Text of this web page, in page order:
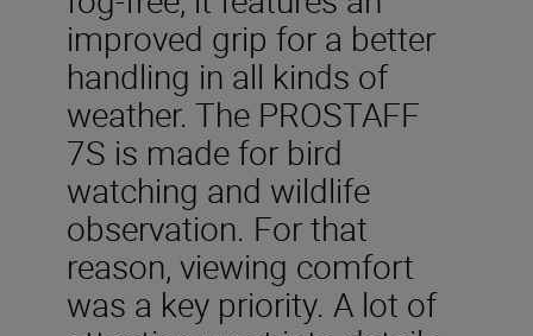
improved grip for a better
handling in all kinds of
weather. The PROSTAFF
7S is made for bird
watching and wildlife
observation. For that
reason, viewing comfort
was a key priority. A lot of